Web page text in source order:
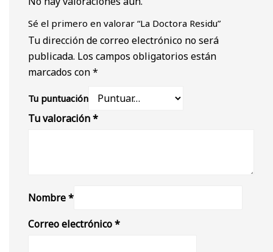
Sé el primero en valorar “La Doctora Residu”
Tu dirección de correo electrónico no será
publicada. Los campos obligatorios están
marcados con*
Tu puntuación
Tu valoración*
Nombre*
Correo electrónico*